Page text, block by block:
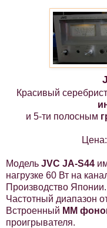
Красивый
и 5-ти полосным
Цена:
Модель JVC JA-S44
нагрузке 60 Вт на
Производство Японии.
Частотный диапазон
Встроенный ММ
проигрывателя.